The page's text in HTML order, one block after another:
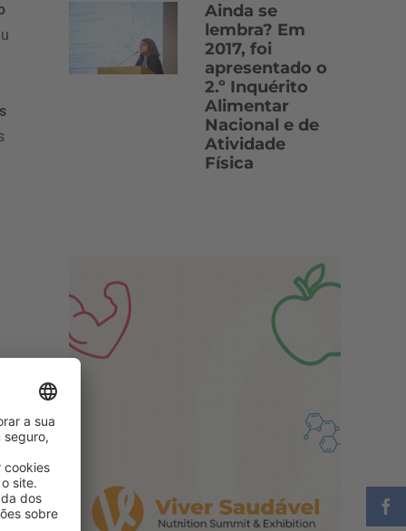
Ainda se
lembra? Em
2017, foi
apresentado o
2.º Inquérito
Alimentar
Nacional e de
Atividade
Física